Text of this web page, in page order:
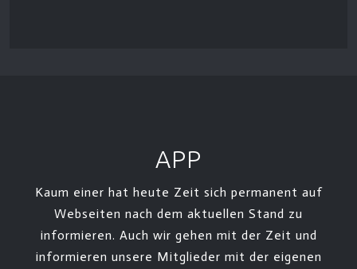
APP
Kaum einer hat heute Zeit sich permanent auf
Webseiten nach dem aktuellen Stand zu
informieren. Auch wir gehen mit der Zeit und
informieren unsere Mitglieder mit der eigenen